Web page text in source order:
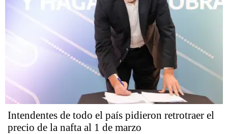
Intendentes de todo el país pidieron retrotraer el
precio de la nafta al 1 de marzo